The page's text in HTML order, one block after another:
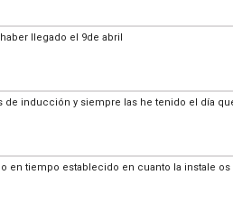
llegado el 9de abril
de inducción y siempre las he tenido el día
en tiempo establecido en cuanto la instale